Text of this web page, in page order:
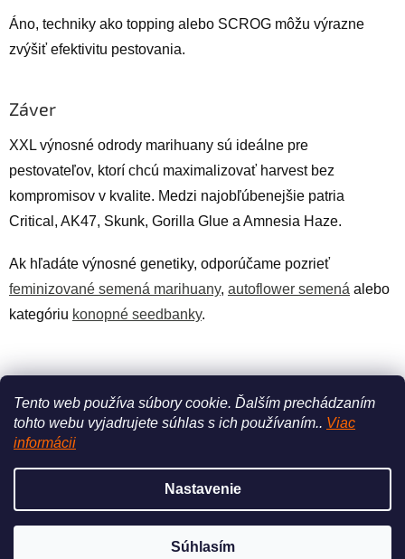
Tento web používa súbory cookie. Ďalším prechádzaním
tohto webu vyjadrujete súhlas s ich používaním.. Viac
informácii
Nastavenie
Súhlasím
Áno, techniky ako topping alebo SCROG môžu výrazne
zvýšiť efektivitu pestovania.
Záver
XXL výnosné odrody marihuany sú ideálne pre
pestovateľov, ktorí chcú maximalizovať harvest bez
kompromisov v kvalite. Medzi najobľúbenejšie patria
Critical, AK47, Skunk, Gorilla Glue a Amnesia Haze.
Ak hľadáte výnosné genetiky, odporúčame pozrieť
feminizované semená marihuany, autoflower semená alebo
kategóriu konopné seedbanky.
PREDCHÁDZAJÚCI ČLÁNOK ĎALŠÍ ČLÁNOK
nastavenie cookies